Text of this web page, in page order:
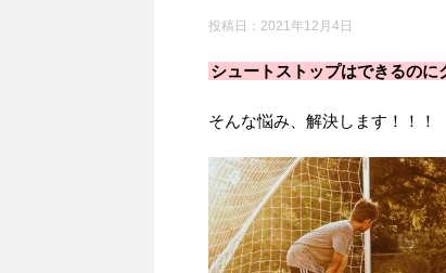
投稿日： 2021年12月4日
シュートストップはできるの
そんな悩み、解決します！！！